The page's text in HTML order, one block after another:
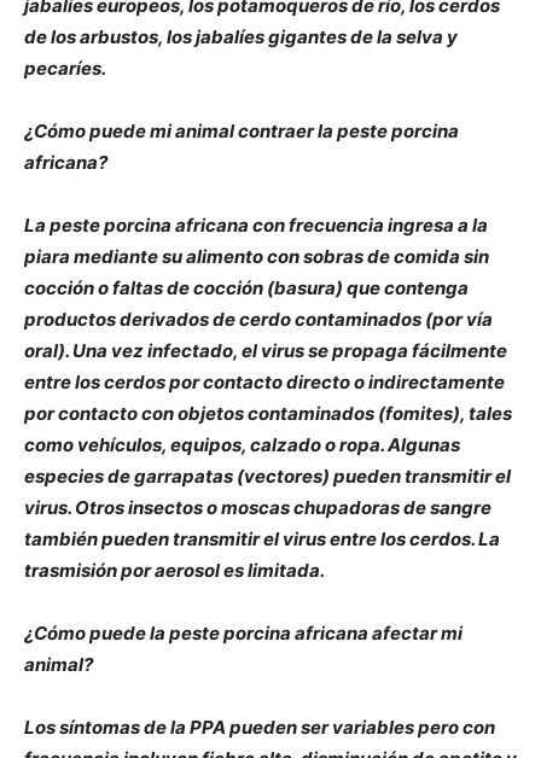
jabalíes europeos, los potamoqueros de río, los cerdos
de los arbustos, los jabalíes gigantes de la selva y
pecaríes.
¿Cómo puede mi animal contraer la peste porcina
africana?
La peste porcina africana con frecuencia ingresa a la
piara mediante su alimento con sobras de comida sin
cocción o faltas de cocción (basura) que contenga
productos derivados de cerdo contaminados (por vía
oral). Una vez infectado, el virus se propaga fácilmente
entre los cerdos por contacto directo o indirectamente
por contacto con objetos contaminados (fomites), tales
como vehículos, equipos, calzado o ropa. Algunas
especies de garrapatas (vectores) pueden transmitir el
virus. Otros insectos o moscas chupadoras de sangre
también pueden transmitir el virus entre los cerdos. La
trasmisión por aerosol es limitada.
¿Cómo puede la peste porcina africana afectar mi
animal?
Los síntomas de la PPA pueden ser variables pero con